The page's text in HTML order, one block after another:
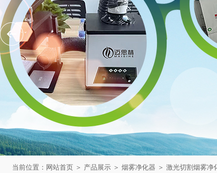
当前位置： 网站首页 ＞ 产品展示 ＞ 烟雾净化器 ＞ 激光切割烟雾净